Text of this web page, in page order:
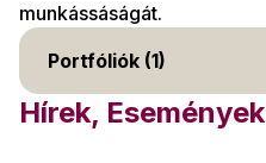
munkássáságát.
Portfóliók (1)
Hírek, Események